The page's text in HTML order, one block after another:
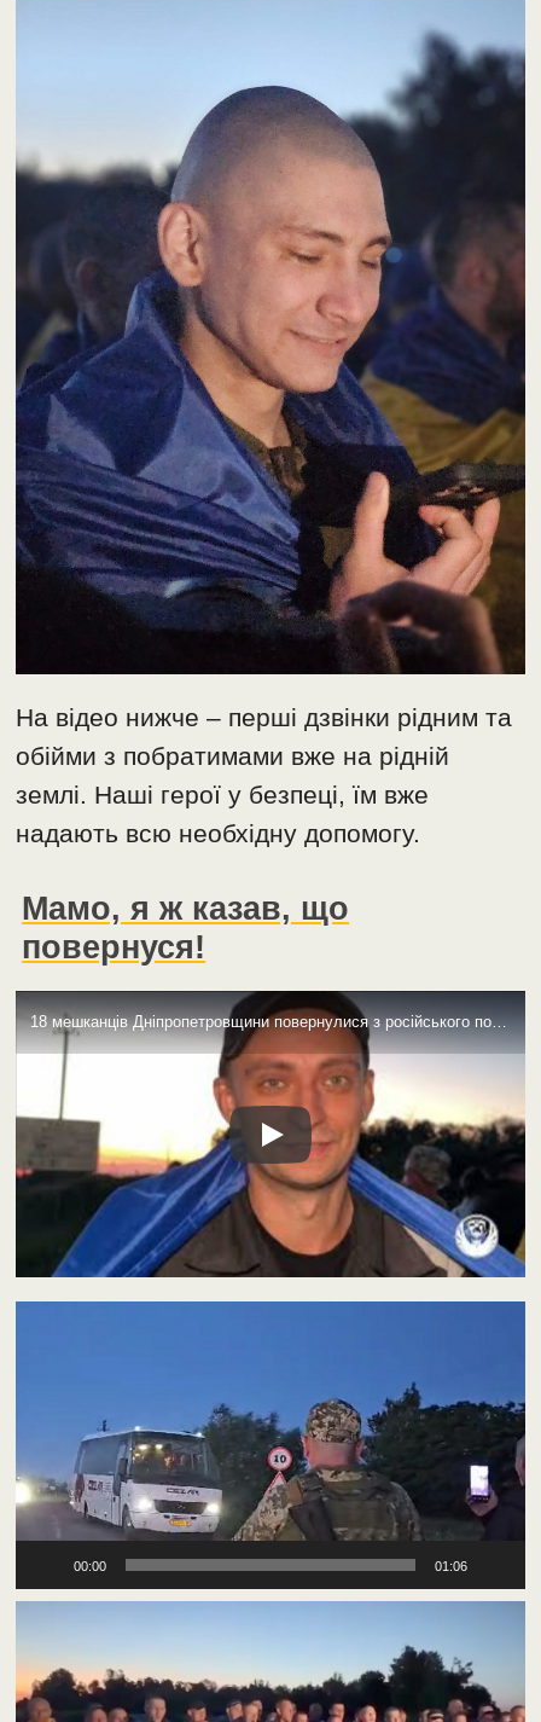
На відео нижче – перші дзвінки рідним та
обійми з побратимами вже на рідній
землі. Наші герої у безпеці, їм вже
надають всю необхідну допомогу.
Мамо, я ж казав, що
повернуся!
18 мешканців Дніпропетровщини повернулися з російського полону: список звільнених вчора (фото, відео)
00:00 01:06